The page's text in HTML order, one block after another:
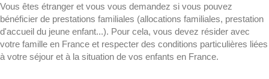
Vous êtes étranger et vous vous demandez si vous pouvez
bénéficier de prestations familiales (allocations familiales, prestation
d'accueil du jeune enfant...). Pour cela, vous devez résider avec
votre famille en France et respecter des conditions particulières liées
à votre séjour et à la situation de vos enfants en France.